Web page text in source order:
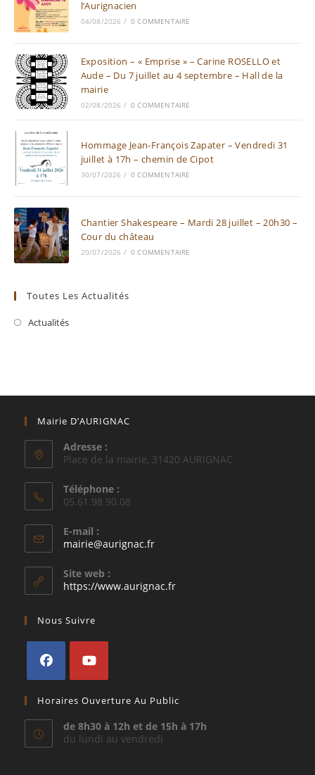
l’Aurignacien
04/08/2026 / 0 COMMENTAIRE
Exposition – « Emprise » – Carine ROSELLO et
Aude – Du 7 juillet au 4 septembre – Hall de la
mairie
02/08/2026 / 0 COMMENTAIRE
Hommage Jean-François Zapater – Vendredi 31
juillet à 17h – chemin de Cipot
30/07/2026 / 0 COMMENTAIRE
Chantier Shakespeare – Mardi 28 juillet – 20h30 –
Cour du château
20/07/2026 / 0 COMMENTAIRE
Toutes Les Actualités
Actualités
Mairie D’AURIGNAC
Adresse :
Place de la mairie, 31420 AURIGNAC
Téléphone :
05.61.98.90.08
E-mail :
mairie@aurignac.frS’ouvre
application
Site web :
https://www.aurignac.fr
Nous Suivre
dans
un
nouvel
dans
un
nouvel
Horaires Ouverture Au Public
de 8h30 à 12h et de 15h à 17h
du lundi au vendredi